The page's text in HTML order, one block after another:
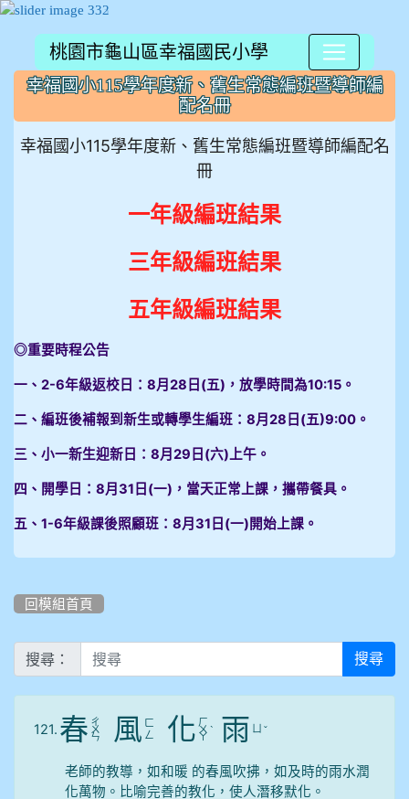
桃園市龜山區幸福國民小學
:::
幸福國小115學年度新、舊生常態編班暨導師編
配名冊
幸福國小115學年度新、舊生常態編班暨導師編配名
冊
一年級編班結果
三年級編班結果
五年級編班結果
◎重要時程公告
一、2-6年級返校日：8月28日(五)，放學時間為10:15。
二、編班後補報到新生或轉學生編班：8月28日(五)9:00。
三、小一新生迎新日：8月29日(六)上午。
四、開學日：8月31日(一)，當天正常上課，攜帶餐具。
五、1-6年級課後照顧班：8月31日(一)開始上課。
回模組首頁
搜尋： 搜尋
121. 春 ㄔ
ㄨ
ㄣ 風 ㄈ
ㄥ
化 ㄏ
ㄨ
ㄚ
ˋ 雨 ˇ
老師的教導，如和暖 的春風吹拂，如及時的雨水潤
化萬物。比喻完善的教化，使人潛移默化。